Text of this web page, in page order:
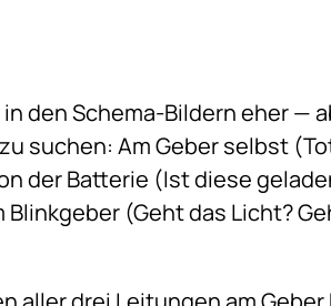
den Schema-Bildern eher —
suchen: Am Geber selbst
der Batterie (Ist diese
(Geht das Licht?